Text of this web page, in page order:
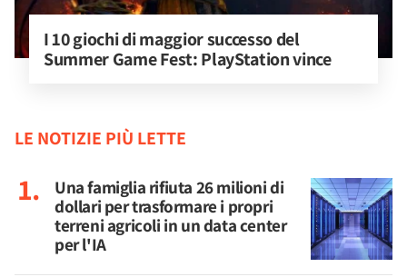
I 10 giochi di maggior successo del
Summer Game Fest: PlayStation vince
LE NOTIZIE PIÙ LETTE
Una famiglia rifiuta 26 milioni di
dollari per trasformare i propri
terreni agricoli in un data center
per l'IA